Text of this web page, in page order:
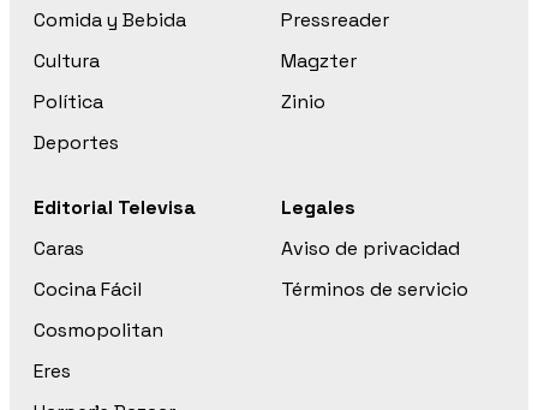
Comida y Bebida
Cultura
Política
Deportes
Pressreader
Magzter
Zinio
Editorial Televisa
Caras
Cocina Fácil
Cosmopolitan
Eres
Legales
Aviso de privacidad
Términos de servicio